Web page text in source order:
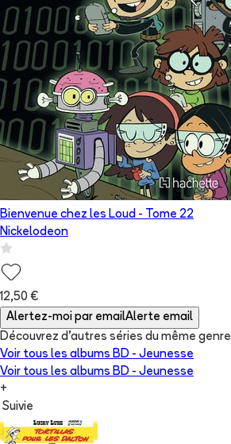
Bienvenue chez les Loud - Tome 22
Nickelodeon
12,50 €
Alertez-moi par emailAlerte email
Découvrez d'autres séries du même genre
Voir tous les albums BD - Jeunesse
Voir tous les albums BD - Jeunesse
+
Suivie